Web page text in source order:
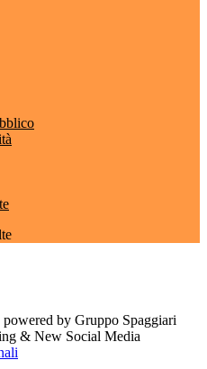
by Gruppo Spaggiari
& New Social Media